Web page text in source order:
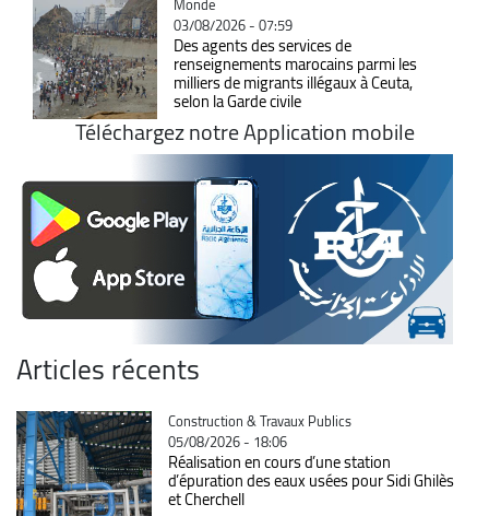
03/08/2026 - 07:59
Des agents des services de
renseignements marocains parmi les
milliers de migrants illégaux à Ceuta,
selon la Garde civile
Téléchargez notre Application mobile
Articles récents
Catégorie
Construction & Travaux Publics
05/08/2026 - 18:06
Réalisation en cours d’une station
d’épuration des eaux usées pour Sidi Ghilès
et Cherchell